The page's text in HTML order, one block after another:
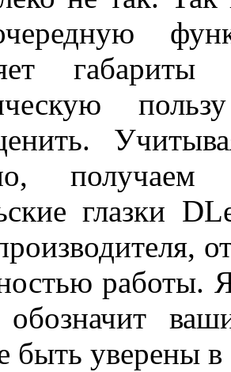
глазки
работы.
обозначит
быть уверены